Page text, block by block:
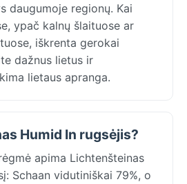
daugumoje regionų. Kai
ypač kalnų šlaituose ar
iškrenta gerokai
dažnus lietus ir
lietaus apranga.
Humid In rugsėjis?
apima Lichtenšteinas
Schaan vidutiniškai 79%, o